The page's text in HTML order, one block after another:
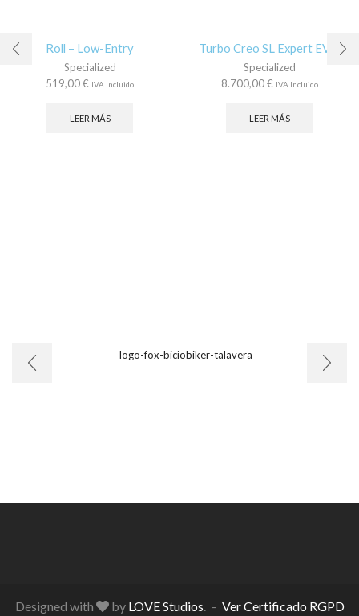
Roll – Low-Entry
Specialized
519,00€ IVA Incluido
LEER MÁS
Turbo Creo SL Expert EVO
Specialized
8.700,00€ IVA Incluido
LEER MÁS
Designed with by LOVE Studios. – Ver Certificado RGPD